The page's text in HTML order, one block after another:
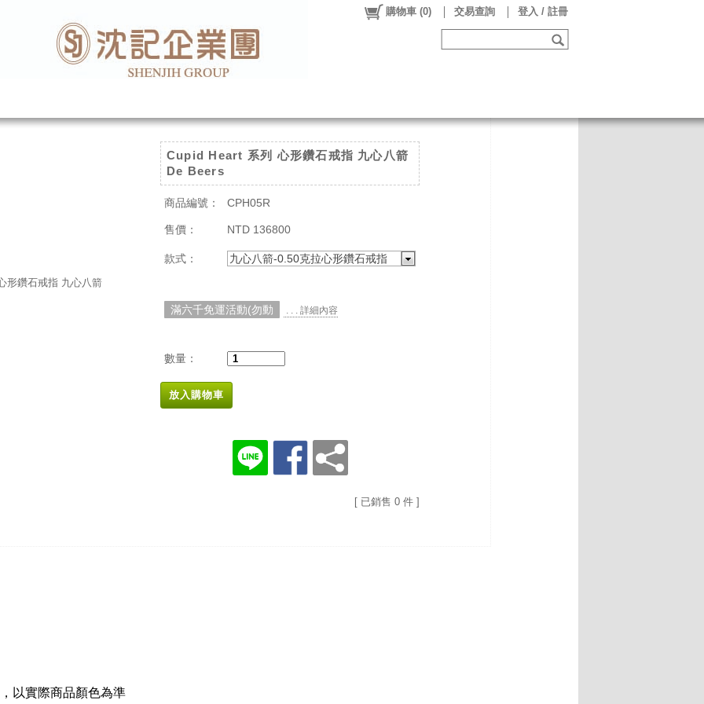
購物車 (0) 交易查詢 登入 / 註冊
Cupid Heart 系列 心形鑽石戒指 九心八箭
De Beers
商品編號： CPH05R
售價： NTD 136800
款式： 九心八箭-0.50克拉心形鑽石戒指
滿六千免運活動(勿動 . . . 詳細內容
數量：
放入購物車
[ 已銷售 0 件 ]